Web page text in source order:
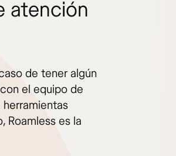
atención
de tener algún
el equipo de
Roamless es la